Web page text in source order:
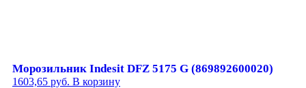
Морозильник Indesit DFZ 5175 G (869892600020)
1603,65 руб. В корзину